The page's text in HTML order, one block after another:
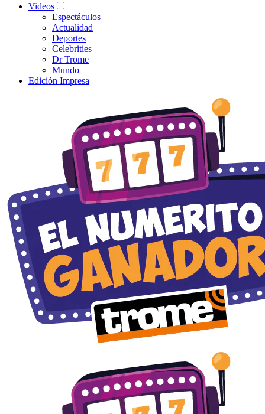
Videos
Espectáculos
Actualidad
Deportes
Celebrities
Dr Trome
Mundo
Edición Impresa